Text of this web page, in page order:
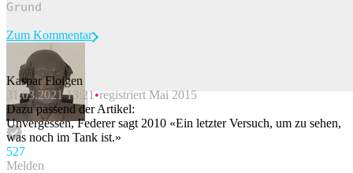
Beitrag melden
Zum Kommentar
Kaspar Floigen
31.03.2021 13:21 registriert Mai 2015
Dazu passend der Artikel:
Unvergessen, Federer sagt 2010 «Ein letzter Versuch, um zu sehen,
was noch im Tank ist.»
527
Melden